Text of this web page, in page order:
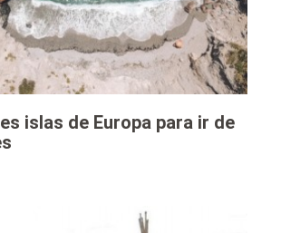
islas de Europa para ir de